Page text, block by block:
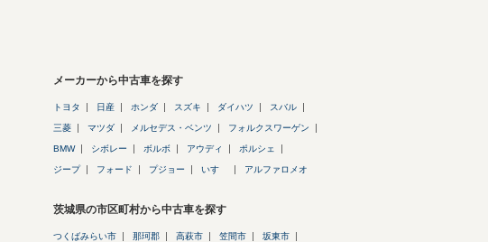
メーカーから中古車を探す
トヨタ 日産 ホンダ スズキ ダイハツ スバル
三菱 マツダ メルセデス・ベンツ フォルクスワーゲン
BMW シボレー ボルボ アウディ ポルシェ
ジープ フォード プジョー いすゞ アルファロメオ
茨城県の市区町村から中古車を探す
つくばみらい市 那珂郡 高萩市 笠間市 坂東市